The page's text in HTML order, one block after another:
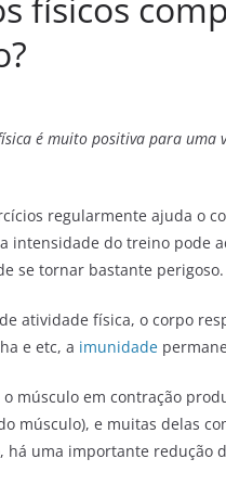
físicos
é muito positiva para uma
regularmente ajuda o
intensidade do treino pode
se tornar bastante perigoso.
atividade física, o corpo
e etc, a imunidade
músculo em contração
músculo), e muitas delas
há uma importante redução